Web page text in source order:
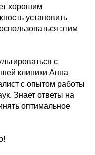
хорошим
установить
этим
с
клиники Анна
с опытом работы
Знает ответы на
оптимальное